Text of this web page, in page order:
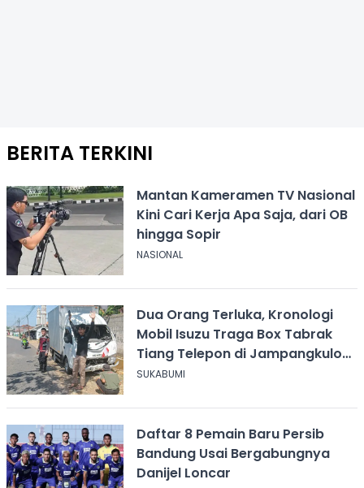
BERITA TERKINI
Mantan Kameramen TV Nasional
Kini Cari Kerja Apa Saja, dari OB
hingga Sopir
NASIONAL
Dua Orang Terluka, Kronologi
Mobil Isuzu Traga Box Tabrak
Tiang Telepon di Jampangkulon
Sukabumi
SUKABUMI
Daftar 8 Pemain Baru Persib
Bandung Usai Bergabungnya
Danijel Loncar